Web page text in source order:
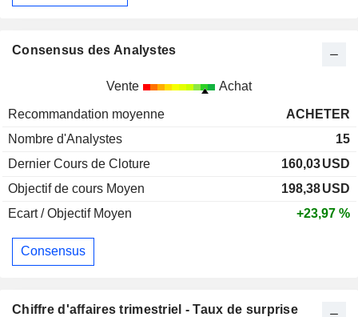
Consensus des Analystes
Vente Achat
Recommandation moyenne
ACHETER
Nombre d'Analystes
15
Dernier Cours de Cloture
160,03USD
Objectif de cours Moyen
198,38USD
Ecart / Objectif Moyen
+23,97 %
Consensus
Chiffre d'affaires trimestriel - Taux de surprise